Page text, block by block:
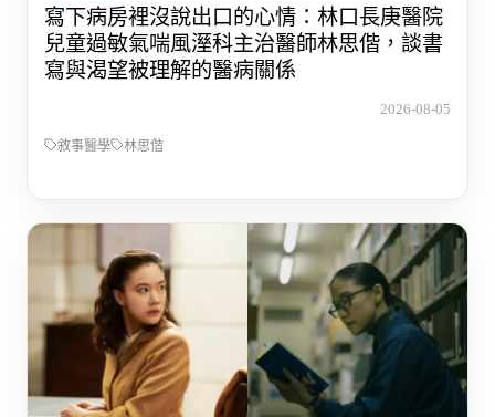
寫下病房裡沒說出口的心情：林口長庚醫院
兒童過敏氣喘風溼科主治醫師林思偕，談書
寫與渴望被理解的醫病關係
2026-08-05
敘事醫學 林思偕